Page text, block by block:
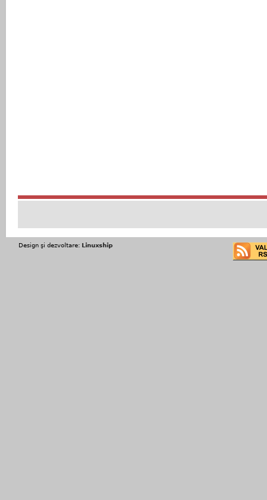
Design şi dezvoltare: Linuxship